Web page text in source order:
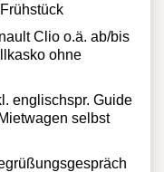
Clio o.ä. ab/bis
ohne
englischspr. Guide
selbst